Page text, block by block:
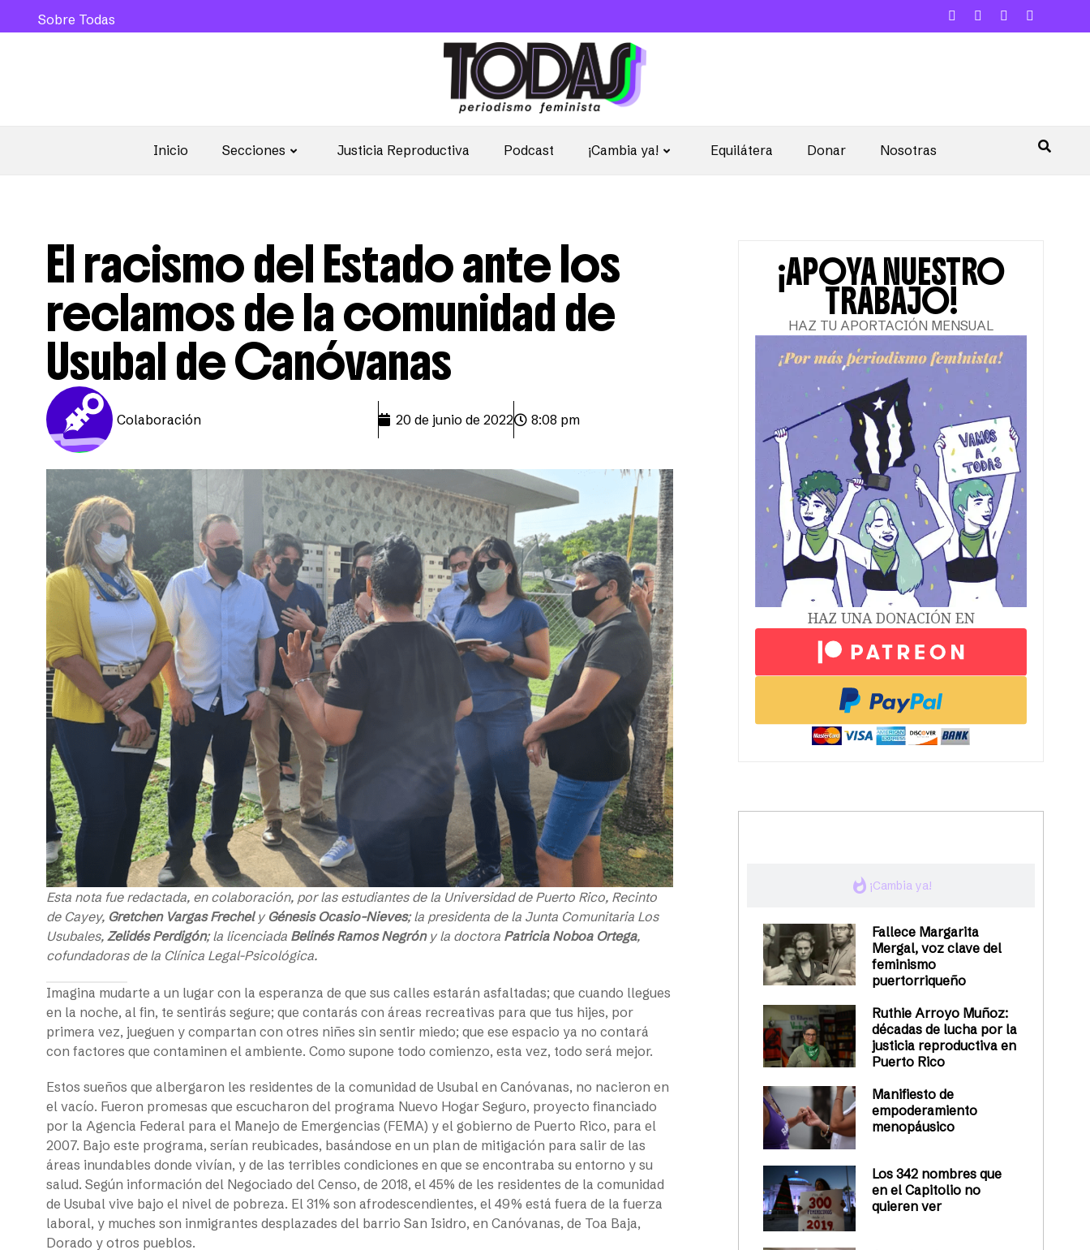
Inicio Secciones Justicia Reproductiva Podcast ¡Cambia ya! Equilátera Donar Nosotras
Sobre Todas
El racismo del Estado ante los
reclamos de la comunidad de
Usubal de Canóvanas
Colaboración 20 de junio de 2022 8:08 pm
Esta nota fue redactada, en colaboración, por las estudiantes de la Universidad de Puerto Rico, Recinto
de Cayey, Gretchen Vargas Frechely Génesis Ocasio-Nieves; la presidenta de la Junta Comunitaria Los
Usubales, Zelidés Perdigón; la licenciada Belinés Ramos Negróny la doctora Patricia Noboa Ortega,
cofundadoras de la Clínica Legal-Psicológica.
Imagina mudarte a un lugar con la esperanza de que sus calles estarán asfaltadas; que cuando llegues
en la noche, al fin, te sentirás segure; que contarás con áreas recreativas para que tus hijes, por
primera vez, jueguen y compartan con otres niñes sin sentir miedo; que ese espacio ya no contará
con factores que contaminen el ambiente. Como supone todo comienzo, esta vez, todo será mejor.
Estos sueños que albergaron les residentes de la comunidad de Usubal en Canóvanas, no nacieron en
el vacío. Fueron promesas que escucharon del programa Nuevo Hogar Seguro, proyecto financiado
por la Agencia Federal para el Manejo de Emergencias (FEMA) y el gobierno de Puerto Rico, para el
2007. Bajo este programa, serían reubicades, basándose en un plan de mitigación para salir de las
áreas inundables donde vivían, y de las terribles condiciones en que se encontraba su entorno y su
salud. Según información del Negociado del Censo, de 2018, el 45% de les residentes de la comunidad
de Usubal vive bajo el nivel de pobreza. El 31% son afrodescendientes, el 49% está fuera de la fuerza
laboral, y muches son inmigrantes desplazades del barrio San Isidro, en Canóvanas, de Toa Baja,
Dorado y otros pueblos.
¡APOYA NUESTRO
TRABAJO!
HAZ TU APORTACIÓN MENSUAL
HAZ UNA DONACIÓN EN
whatshot ¡Cambia ya!
Fallece Margarita
Mergal, voz clave del
feminismo
puertorriqueño
Ruthie Arroyo Muñoz:
décadas de lucha por la
justicia reproductiva en
Puerto Rico
Manifiesto de
empoderamiento
menopáusico
Los 342 nombres que
en el Capitolio no
quieren ver